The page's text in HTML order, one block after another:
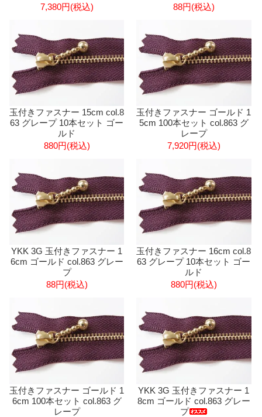
7,380円(税込)
88円(税込)
玉付きファスナー 15cm col.8
63 グレープ 10本セット ゴー
ルド
880円(税込)
玉付きファスナー ゴールド 1
5cm 100本セット col.863 グ
レープ
7,920円(税込)
YKK 3G 玉付きファスナー 1
6cm ゴールド col.863 グレー
プ
88円(税込)
玉付きファスナー 16cm col.8
63 グレープ 10本セット ゴー
ルド
880円(税込)
玉付きファスナー ゴールド 1
6cm 100本セット col.863 グ
レープ
YKK 3G 玉付きファスナー 1
8cm ゴールド col.863 グレー
プ